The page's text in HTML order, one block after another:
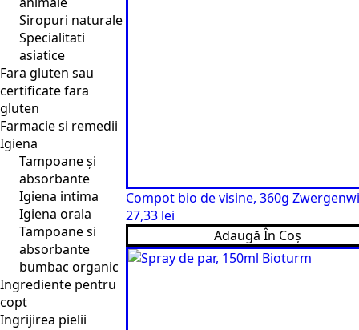
Siropuri naturale
Specialitati
asiatice
Fara gluten sau
certificate fara
gluten
Farmacie si remedii
Igiena
Tampoane și
absorbante
Igiena intima
Igiena orala
Tampoane si
absorbante
bumbac organic
Ingrediente pentru
copt
Ingrijirea pielii
Compot bio de visine, 360g
27,33 lei
Adaugă În Coș